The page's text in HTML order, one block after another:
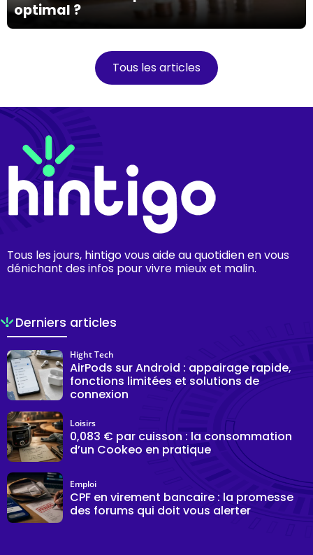
optimal ?
Tous les articles
Tous les jours, hintigo vous aide au quotidien en vous
dénichant des infos pour vivre mieux et malin.
Derniers articles
AirPods sur Android : appairage rapide,
fonctions limitées et solutions de
connexion
Hight Tech
0,083 € par cuisson : la consommation
d’un Cookeo en pratique
Loisirs
CPF en virement bancaire : la promesse
des forums qui doit vous alerter
Emploi